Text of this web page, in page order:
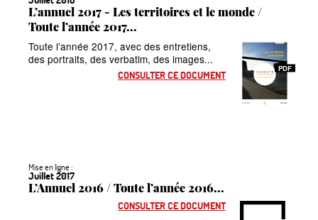
L’annuel 2017 - Les territoires et le monde /
Toute l’année 2017...
PDF
Toute l’année 2017, avec des entretiens,
des portraits, des verbatim, des images...
CONSULTER CE DOCUMENT
Mise en ligne :
Juillet 2017
L’Annuel 2016 / Toute l’année 2016...
CONSULTER CE DOCUMENT